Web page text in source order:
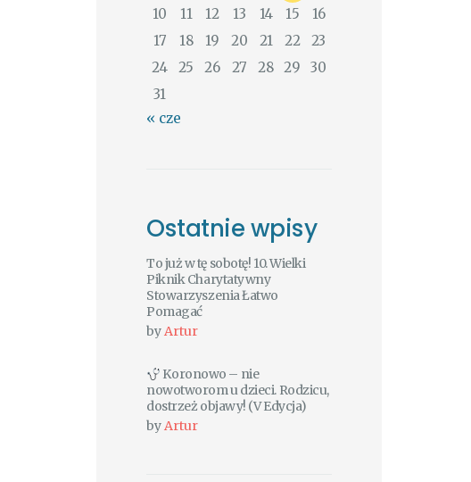
10
11 12 13 14 15
16
17
18 19 20 21 22
23
24
25 26 27 28 29
30
31
« cze
Ostatnie wpisy
To już w tę sobotę! 10. Wielki
Piknik Charytatywny
Stowarzyszenia Łatwo
Pomagać
byArtur
Koronowo – nie
nowotworom u dzieci. Rodzicu,
dostrzeż objawy! (V Edycja)
byArtur